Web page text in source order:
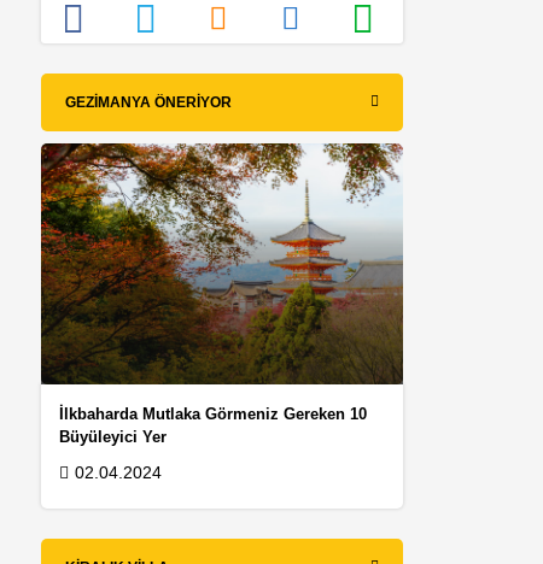
GEZIMANYA ÖNERIYOR
İlkbaharda Mutlaka Görmeniz Gereken 10
Büyüleyici Yer
02.04.2024